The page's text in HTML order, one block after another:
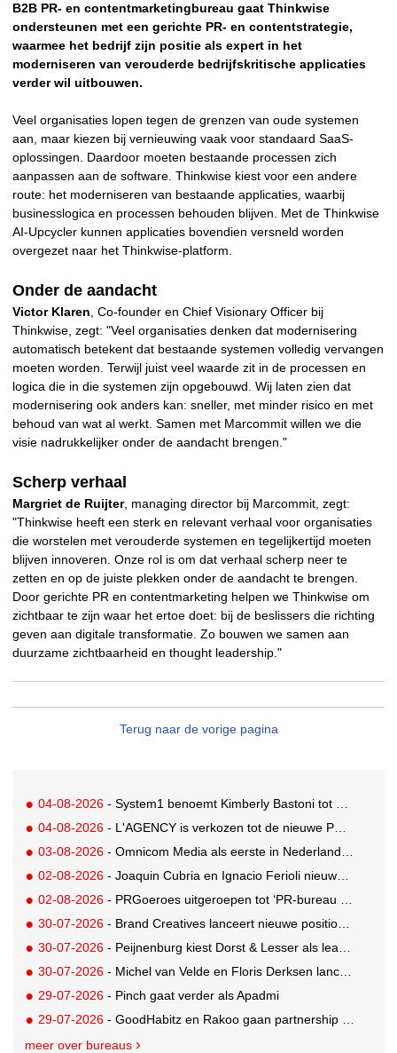
B2B PR- en contentmarketingbureau gaat Thinkwise
ondersteunen met een gerichte PR- en contentstrategie,
waarmee het bedrijf zijn positie als expert in het
moderniseren van verouderde bedrijfskritische applicaties
verder wil uitbouwen.
Veel organisaties lopen tegen de grenzen van oude systemen
aan, maar kiezen bij vernieuwing vaak voor standaard SaaS-
oplossingen. Daardoor moeten bestaande processen zich
aanpassen aan de software. Thinkwise kiest voor een andere
route: het moderniseren van bestaande applicaties, waarbij
businesslogica en processen behouden blijven. Met de Thinkwise
AI-Upcycler kunnen applicaties bovendien versneld worden
overgezet naar het Thinkwise-platform.
Onder de aandacht
Victor Klaren , Co-founder en Chief Visionary Officer bij
Thinkwise, zegt: "Veel organisaties denken dat modernisering
automatisch betekent dat bestaande systemen volledig vervangen
moeten worden. Terwijl juist veel waarde zit in de processen en
logica die in die systemen zijn opgebouwd. Wij laten zien dat
modernisering ook anders kan: sneller, met minder risico en met
behoud van wat al werkt. Samen met Marcommit willen we die
visie nadrukkelijker onder de aandacht brengen."
Scherp verhaal
Margriet de Ruijter, managing director bij Marcommit, zegt:
"Thinkwise heeft een sterk en relevant verhaal voor organisaties
die worstelen met verouderde systemen en tegelijkertijd moeten
blijven innoveren. Onze rol is om dat verhaal scherp neer te
zetten en op de juiste plekken onder de aandacht te brengen.
Door gerichte PR en contentmarketing helpen we Thinkwise om
zichtbaar te zijn waar het ertoe doet: bij de beslissers die richting
geven aan digitale transformatie. Zo bouwen we samen aan
duurzame zichtbaarheid en thought leadership."
Terug naar de vorige pagina
04-08-2026 - System1 benoemt Kimberly Bastoni tot Gobal Chief Commercial Officer
04-08-2026 - L'AGENCY is verkozen tot de nieuwe PR-partner van KoRo
03-08-2026 - Omnicom Media als eerste in Nederland actief met advertenties in ChatGPT
02-08-2026 - Joaquin Cubria en Ignacio Ferioli nieuwe Global CCO’s GUT, Renata Neumann Global Head of Production
02-08-2026 - PRGoeroes uitgeroepen tot ‘PR-bureau van het jaar 2026’
30-07-2026 - Brand Creatives lanceert nieuwe positionering: Create to Celebrate
30-07-2026 - Peijnenburg kiest Dorst & Lesser als lead social agency
30-07-2026 - Michel van Velde en Floris Derksen lanceren I.C.Y. group: drie specialistische bureaus, één visie op groei
29-07-2026 - Pinch gaat verder als Apadmi
29-07-2026 - GoodHabitz en Rakoo gaan partnership aan voor geïntegreerde talentontwikkeling
meer over bureaus